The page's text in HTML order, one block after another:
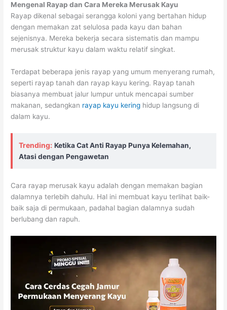
Mengenal Rayap dan Cara Mereka Merusak Kayu
Rayap dikenal sebagai serangga koloni yang bertahan hidup
dengan memakan zat selulosa pada kayu dan bahan
sejenisnya. Mereka bekerja secara sistematis dan mampu
merusak struktur kayu dalam waktu relatif singkat.
Terdapat beberapa jenis rayap yang umum menyerang rumah,
seperti rayap tanah dan rayap kayu kering. Rayap tanah
biasanya membuat jalur lumpur untuk mencapai sumber
makanan, sedangkan rayap kayu kering hidup langsung di
dalam kayu.
Trending: Ketika Cat Anti Rayap Punya Kelemahan,
Atasi dengan Pengawetan
Cara rayap merusak kayu adalah dengan memakan bagian
dalamnya terlebih dahulu. Hal ini membuat kayu terlihat baik-
baik saja di permukaan, padahal bagian dalamnya sudah
berlubang dan rapuh.